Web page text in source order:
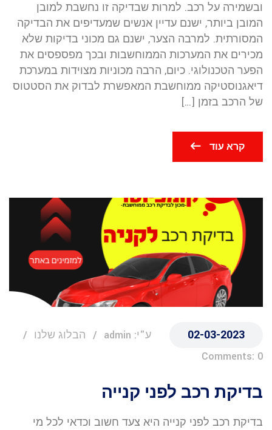
ובשמירה על רכב. למרות שבדיקה זו נחשבת למובן
המובן ביותר, ישנם עדיין אנשים שמעדיפים את הבדיקה
המסורתית. למרבה הצער, ישנם גם מכוני בדיקות שלא
מכירים את המערכות הממוחשבות ובכך מפספסים את
הפער הטכנולוגי. כיום, הרבה מכוניות מצוידות במערכת
דיאגנוסטיקה ממוחשבת המאפשרת לבדוק את הסטטוס
של הרכב בזמן […]
קרא עוד
02-03-2023 ע"י: admin
הבלוג שלנו
Comments: 0
בדיקת רכב לפני קנייה
בדיקת רכב לפני קנייה היא צעד חשוב וכדאי לכל מי